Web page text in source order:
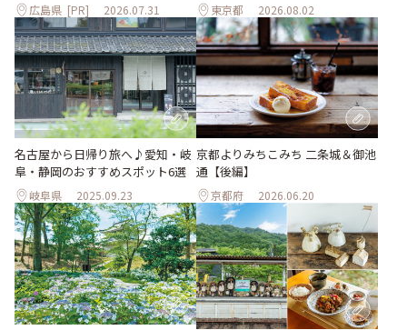
広島県 [PR] 2026.07.31 東京都 2026.08.02
名古屋から日帰り旅へ♪愛知・岐
阜・静岡のおすすめスポット6選
岐阜県 2025.09.23
京都よりみちこみち 二条城＆御池
通【後編】
京都府 2026.06.20